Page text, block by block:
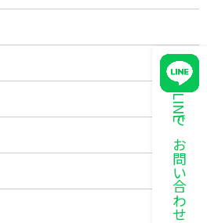
LINEでお問い合わせ